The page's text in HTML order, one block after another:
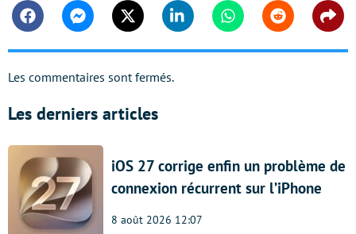
FacebookMessengerTwitter Linkedin WhatsappReddit
Les commentaires sont fermés.
Les derniers articles
iOS 27 corrige enfin un problème de
connexion récurrent sur l’iPhone
8 août 2026 12:07